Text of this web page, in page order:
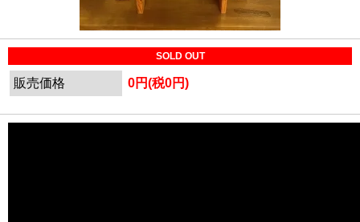
SOLD OUT
販売価格 0円(税0円)